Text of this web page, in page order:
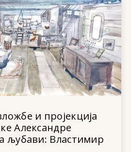
и пројекција
Александре
љубави: Властимир